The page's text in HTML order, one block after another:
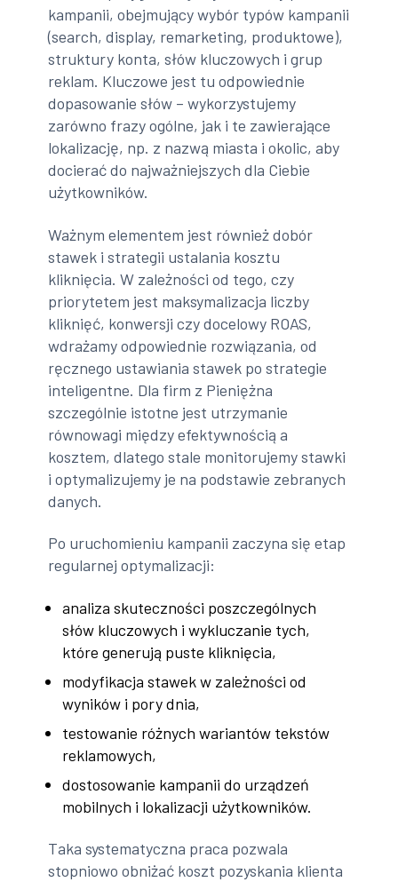
kampanii, obejmujący wybór typów kampanii
(search, display, remarketing, produktowe),
struktury konta, słów kluczowych i grup
reklam. Kluczowe jest tu odpowiednie
dopasowanie słów – wykorzystujemy
zarówno frazy ogólne, jak i te zawierające
lokalizację, np. z nazwą miasta i okolic, aby
docierać do najważniejszych dla Ciebie
użytkowników.
Ważnym elementem jest również dobór
stawek i strategii ustalania kosztu
kliknięcia. W zależności od tego, czy
priorytetem jest maksymalizacja liczby
kliknięć, konwersji czy docelowy ROAS,
wdrażamy odpowiednie rozwiązania, od
ręcznego ustawiania stawek po strategie
inteligentne. Dla firm z Pieniężna
szczególnie istotne jest utrzymanie
równowagi między efektywnością a
kosztem, dlatego stale monitorujemy stawki
i optymalizujemy je na podstawie zebranych
danych.
Po uruchomieniu kampanii zaczyna się etap
regularnej optymalizacji:
analiza skuteczności poszczególnych
słów kluczowych i wykluczanie tych,
które generują puste kliknięcia,
modyfikacja stawek w zależności od
wyników i pory dnia,
testowanie różnych wariantów tekstów
reklamowych,
dostosowanie kampanii do urządzeń
mobilnych i lokalizacji użytkowników.
Taka systematyczna praca pozwala
stopniowo obniżać koszt pozyskania klienta